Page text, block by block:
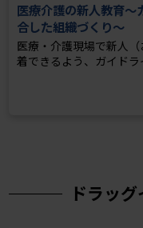
医療介護の新人教育
合した組織づくり～
医療・介護現場で新人
着できるよう、ガイド
ポートを統合した組織
ドラッ